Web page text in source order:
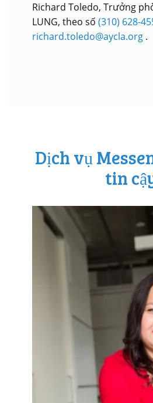
Richard Toledo, Trưởng
LUNG, theo số (310) 628-
richard.toledo@aycla.org .
Dịch vụ
tin